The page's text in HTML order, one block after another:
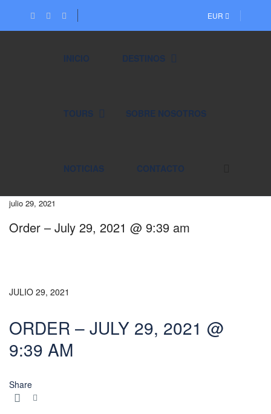
EUR
INICIO DESTINOS
TOURS SOBRE NOSOTROS
NOTICIAS CONTACTO
julio 29, 2021
Order – July 29, 2021 @ 9:39 am
JULIO 29, 2021
ORDER – JULY 29, 2021 @
9:39 AM
Share